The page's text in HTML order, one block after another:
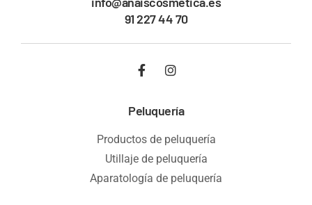
91 227 44 70
Peluquería
Productos de peluquería
Utillaje de peluquería
Aparatología de peluquería